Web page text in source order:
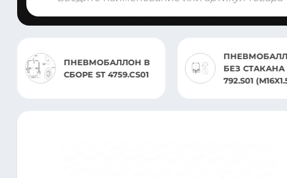
ПНЕВМОБАЛЛОН В
СБОРЕ ST 4759.CS01
БЕЗ СТАКАНА
792.S01 (M16X1.5)DAF